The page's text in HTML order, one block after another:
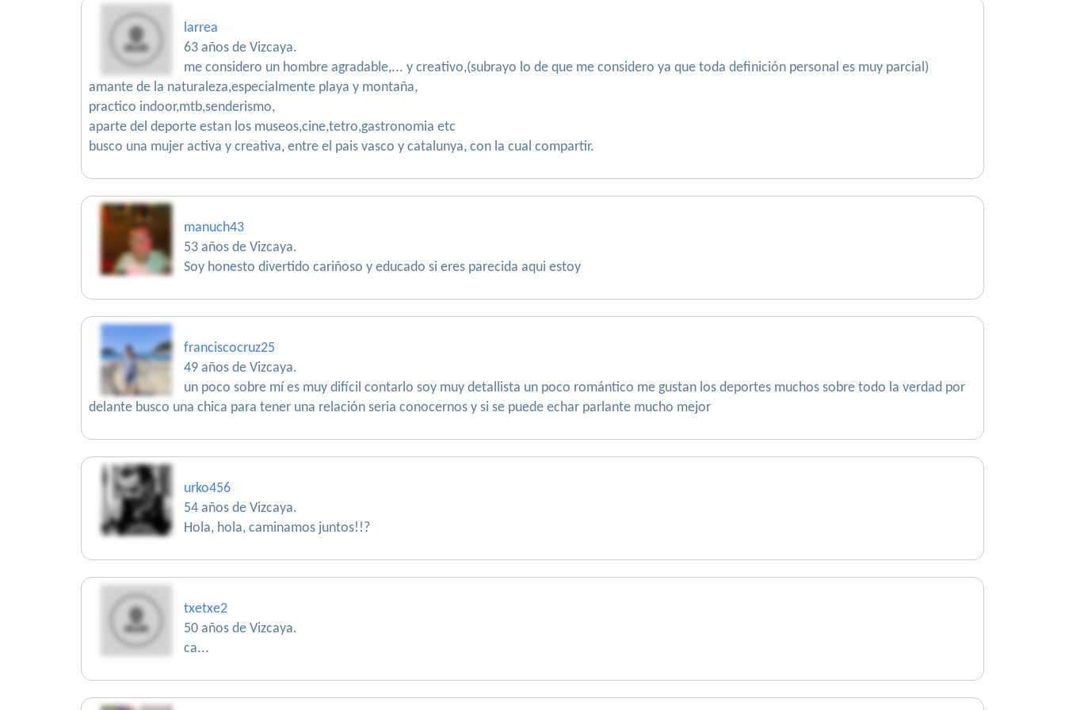
larrea
63 años de Vizcaya.
me considero un hombre agradable,... y creativo,(subrayo lo de que me considero ya que toda definición personal es muy parcial)
amante de la naturaleza,especialmente playa y montaña,
practico indoor,mtb,senderismo,
aparte del deporte estan los museos,cine,tetro,gastronomia etc
busco una mujer activa y creativa, entre el pais vasco y catalunya, con la cual compartir.
manuch43
53 años de Vizcaya.
Soy honesto divertido cariñoso y educado si eres parecida aqui estoy
franciscocruz25
49 años de Vizcaya.
un poco sobre mí es muy difícil contarlo soy muy detallista un poco romántico me gustan los deportes muchos sobre todo la verdad por
delante busco una chica para tener una relación seria conocernos y si se puede echar parlante mucho mejor
urko456
54 años de Vizcaya.
Hola, hola, caminamos juntos!!?
txetxe2
50 años de Vizcaya.
ca...